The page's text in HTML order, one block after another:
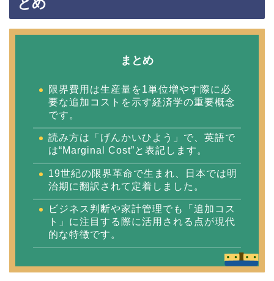
まとめ
限界費用は生産量を1単位増やす際に必
要な追加コストを示す経済学の重要概念
です。
読み方は「げんかいひよう」で、英語で
は“Marginal Cost”と表記します。
19世紀の限界革命で生まれ、日本では明
治期に翻訳されて定着しました。
ビジネス判断や家計管理でも「追加コス
ト」に注目する際に活用される点が現代
的な特徴です。